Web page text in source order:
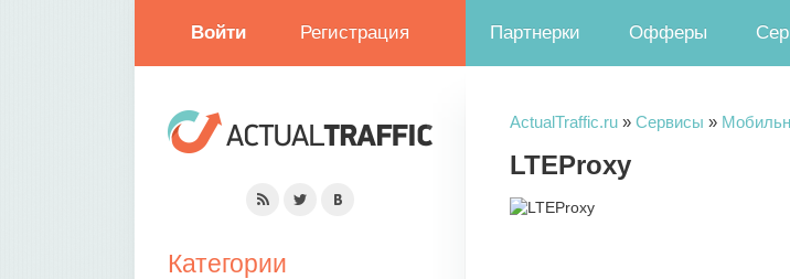
Войти Регистрация Партнерки Офферы
ActualTraffic.ru » Сервисы »
LTEProxy
Категории